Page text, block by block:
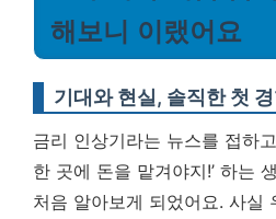
해보니 이랬어요
기대와 현실, 솔직한 첫
금리 인상기라는 뉴스를 접하
한 곳에 돈을 맡겨야지!’ 하는
처음 알아보게 되었어요. 사실